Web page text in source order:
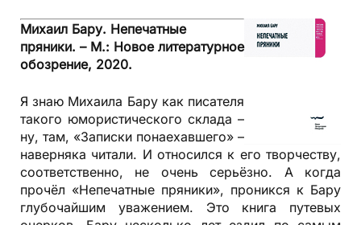
Михаил Бару. Непечатные
пряники. – М.: Новое литературное
обозрение, 2020.
Я знаю Михаила Бару как писателя
такого юмористического склада –
ну, там, «Записки понаехавшего» –
наверняка читали. И относился к его творчеству,
соответственно, не очень серьёзно. А когда
прочёл «Непечатные пряники», проникся к Бару
глубочайшим уважением. Это книга путевых